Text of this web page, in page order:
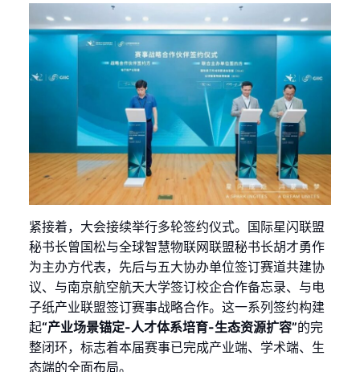
紧接着，大会接续举行多轮签约仪式。国际星闪联盟
秘书长曾国松与全球智慧物联网联盟秘书长胡才勇作
为主办方代表，先后与五大协办单位签订赛道共建协
议、与南京航空航天大学签订校企合作备忘录、与电
子纸产业联盟签订赛事战略合作。这一系列签约构建
起“产业场景锚定-人才体系培育-生态资源扩容”的完
整闭环，标志着本届赛事已完成产业端、学术端、生
态端的全面布局。